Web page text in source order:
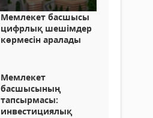
Мемлекет басшысы
цифрлық шешімдер
көрмесін аралады
Мемлекет
басшысының
тапсырмасы:
инвестициялық